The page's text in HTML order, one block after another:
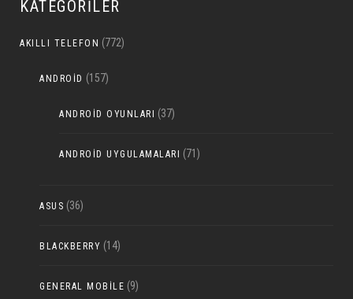
KATEGORILER
AKILLI TELEFON (772)
ANDROID (157)
ANDROID OYUNLARI (37)
ANDROID UYGULAMALARI (71)
ASUS (36)
BLACKBERRY (14)
GENERAL MOBILE (9)